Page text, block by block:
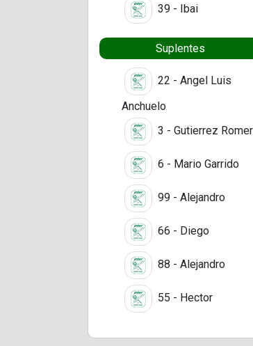
39 - Ibai
Suplentes
22 - Angel Luis
Anchuelo
3 - Gutierrez
6 - Mario Garrido
99 - Alejandro
66 - Diego
88 - Alejandro
55 - Hector